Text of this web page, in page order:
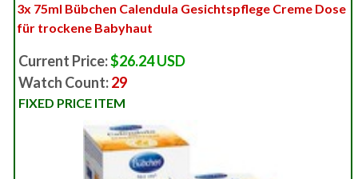
3x 75ml Bübchen Calendula Gesichtspflege Creme Dose
für trockene Babyhaut
Current Price:$26.24 USD
Watch Count:29
FIXED PRICE ITEM